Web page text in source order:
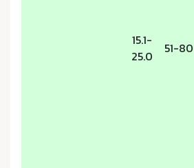
15.1-
25.0
51-80